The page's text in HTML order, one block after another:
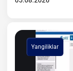
hududlarda
tartibi hamda
haqida batafsil
Yangiliklar